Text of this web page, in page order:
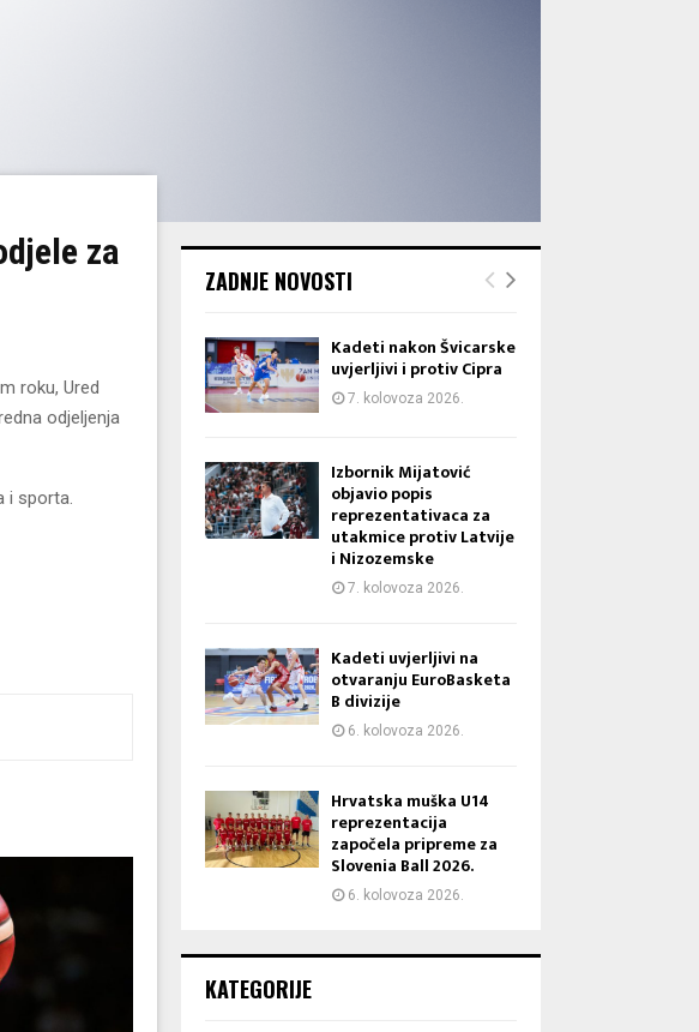
za
roku, Ured
odjeljenja
i sporta.
ZADNJE NOVOSTI
Kadeti nakon Švicarske
uvjerljivi i protiv Cipra
7. kolovoza 2026.
Izbornik Mijatović
objavio popis
reprezentativaca za
utakmice protiv Latvije
i Nizozemske
7. kolovoza 2026.
Kadeti uvjerljivi na
otvaranju EuroBasketa
B divizije
6. kolovoza 2026.
Hrvatska muška U14
reprezentacija
započela pripreme za
Slovenia Ball 2026.
6. kolovoza 2026.
KATEGORIJE